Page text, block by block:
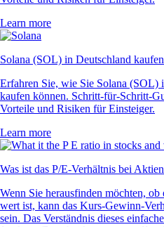
Learn more
Solana (SOL) in Deutschland kaufen
Erfahren Sie, wie Sie Solana (SOL)
kaufen können. Schritt-für-Schritt-
Vorteile und Risiken für Einsteiger.
Learn more
Was ist das P/E-Verhältnis bei
Wenn Sie herausfinden möchten,
wert ist, kann das Kurs-Gewinn-
sein. Das Verständnis dieses